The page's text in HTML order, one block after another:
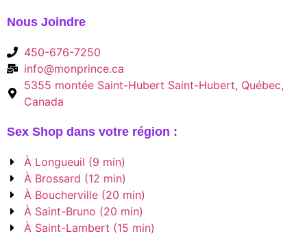
Nous Joindre
450-676-7250
info@monprince.ca
5355 montée Saint-Hubert Saint-Hubert, Québec,
Canada
Sex Shop dans votre région :
À Longueuil (9 min)
À Brossard (12 min)
À Boucherville (20 min)
À Saint-Bruno (20 min)
À Saint-Lambert (15 min)